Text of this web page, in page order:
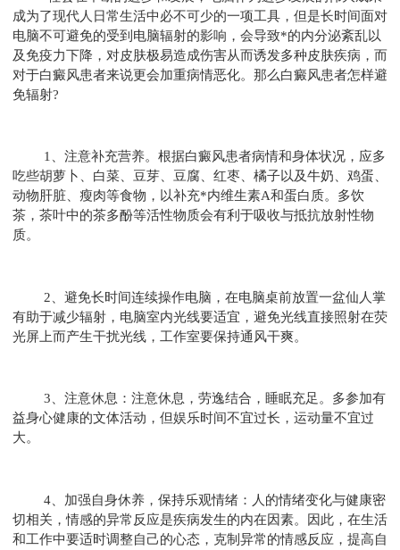
成为了现代人日常生活中必不可少的一项工具，但是长时间面对
电脑不可避免的受到电脑辐射的影响，会导致*的内分泌紊乱以
及免疫力下降，对皮肤极易造成伤害从而诱发多种皮肤疾病，而
对于白癜风患者来说更会加重病情恶化。那么白癜风患者怎样避
免辐射?
1、注意补充营养。根据白癜风患者病情和身体状况，应多
吃些胡萝卜、白菜、豆芽、豆腐、红枣、橘子以及牛奶、鸡蛋、
动物肝脏、瘦肉等食物，以补充*内维生素A和蛋白质。多饮
茶，茶叶中的茶多酚等活性物质会有利于吸收与抵抗放射性物
质。
2、避免长时间连续操作电脑，在电脑桌前放置一盆仙人掌
有助于减少辐射，电脑室内光线要适宜，避免光线直接照射在荧
光屏上而产生干扰光线，工作室要保持通风干爽。
3、注意休息：注意休息，劳逸结合，睡眠充足。多参加有
益身心健康的文体活动，但娱乐时间不宜过长，运动量不宜过
大。
4、加强自身休养，保持乐观情绪：人的情绪变化与健康密
切相关，情感的异常反应是疾病发生的内在因素。因此，在生活
和工作中要适时调整自己的心态，克制异常的情感反应，提高自